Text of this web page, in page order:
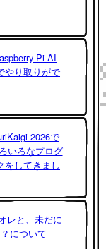
Pi AI
やり取りがで
2026で
いろなプログ
をしてきまし
レと、未だに
について